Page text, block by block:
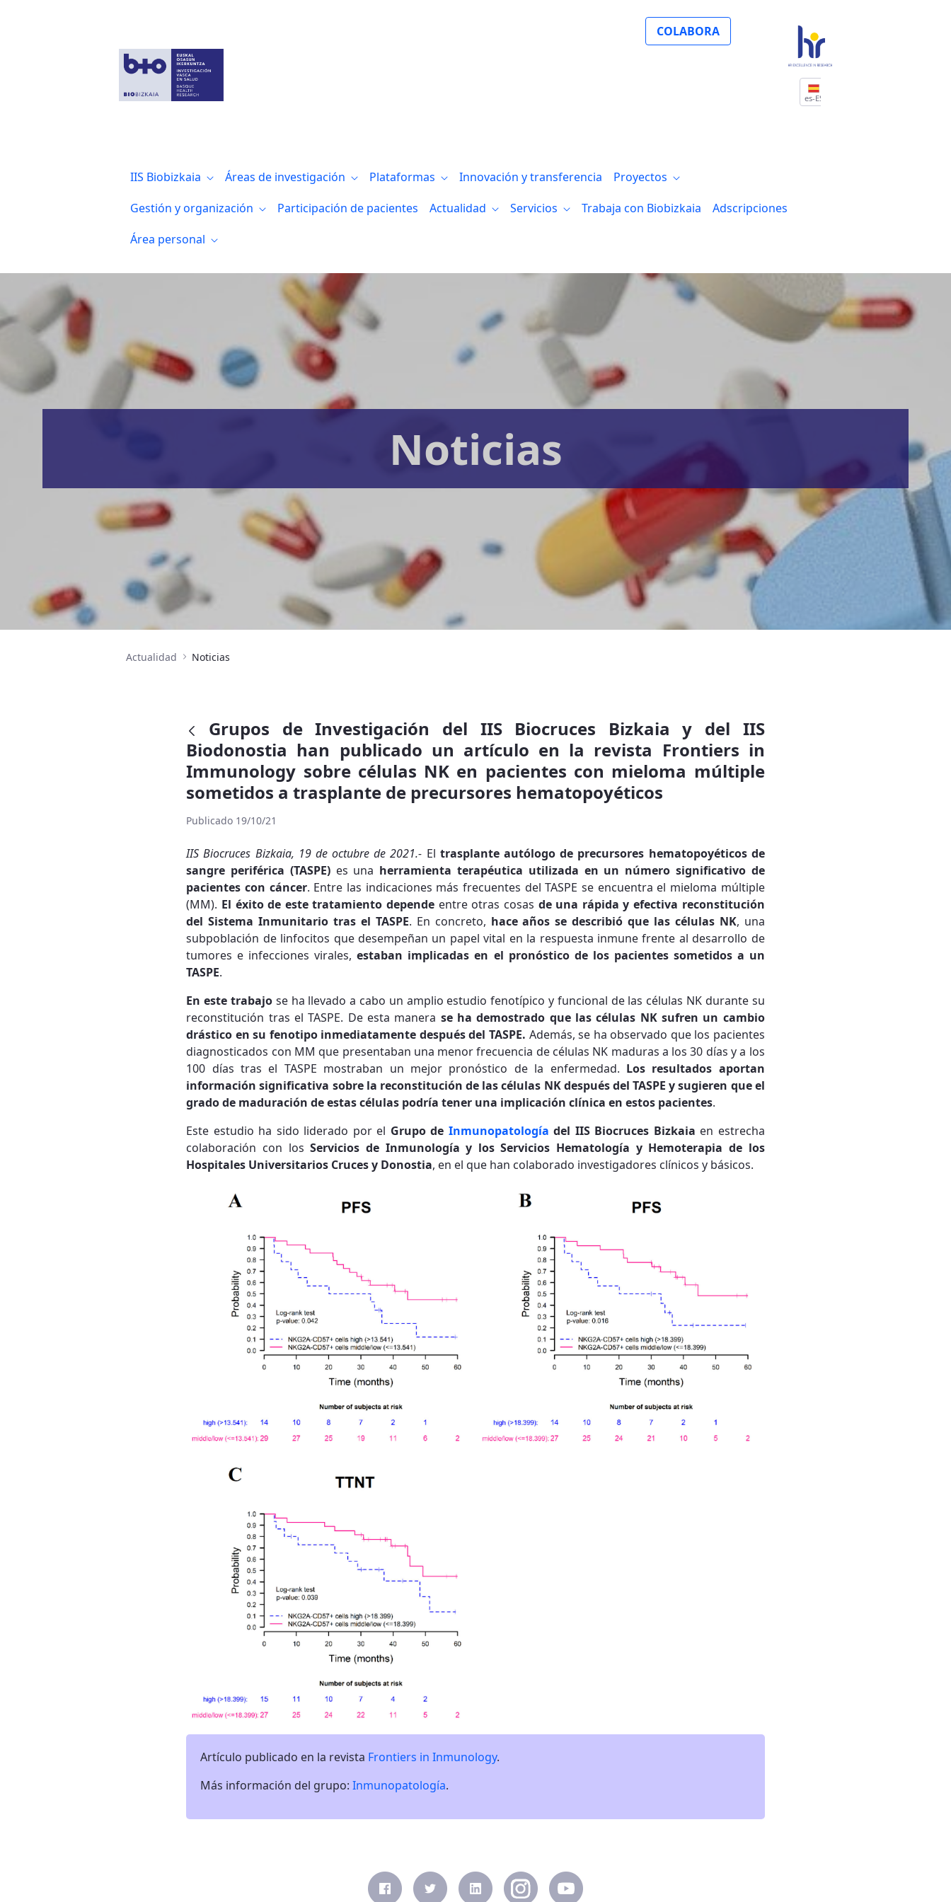
COLABORA
es-ES
IIS Biobizkaia Áreas de investigación Plataformas Innovación y transferencia
Proyectos
Gestión y organización
Participación de pacientes Actualidad Servicios Trabaja con Biobizkaia
Adscripciones
Área personal
Noticias
Actualidad Noticias
Grupos de Investigación del IIS Biocruces Bizkaia y del IIS
Biodonostia han publicado un artículo en la revista Frontiers in
Immunology sobre células NK en pacientes con mieloma múltiple
sometidos a trasplante de precursores hematopoyéticos
Publicado 19/10/21
IIS Biocruces Bizkaia, 19 de octubre de 2021.- El trasplante autólogo de precursores hematopoyéticos de
sangre periférica (TASPE)es una herramienta terapéutica utilizada en un número significativo de
pacientes con cáncer. Entre las indicaciones más frecuentes del TASPE se encuentra el mieloma múltiple
(MM). El éxito de este tratamiento depende entre otras cosas de una rápida y efectiva reconstitución
del Sistema Inmunitario tras el TASPE. En concreto, hace años se describió que las células NK, una
subpoblación de linfocitos que desempeñan un papel vital en la respuesta inmune frente al desarrollo de
tumores e infecciones virales, estaban implicadas en el pronóstico de los pacientes sometidos a un
TASPE.
En este trabajose ha llevado a cabo un amplio estudio fenotípico y funcional de las células NK durante su
reconstitución tras el TASPE. De esta manera se ha demostrado que las células NK sufren un cambio
drástico en su fenotipo inmediatamente después del TASPE. Además, se ha observado que los pacientes
diagnosticados con MM que presentaban una menor frecuencia de células NK maduras a los 30 días y a los
100 días tras el TASPE mostraban un mejor pronóstico de la enfermedad. Los resultados aportan
información significativa sobre la reconstitución de las células NK después del TASPE y sugieren que el
grado de maduración de estas células podría tener una implicación clínica en estos pacientes.
Este estudio ha sido liderado por el Grupo de Inmunopatología del IIS Biocruces Bizkaia en estrecha
colaboración con losServicios de Inmunología y los Servicios Hematología y Hemoterapia de los
Hospitales Universitarios Cruces y Donostia, en el que han colaborado investigadores clínicos y básicos.
Artículo publicado en la revista Frontiers in Inmunology.
Más información del grupo:Inmunopatología.